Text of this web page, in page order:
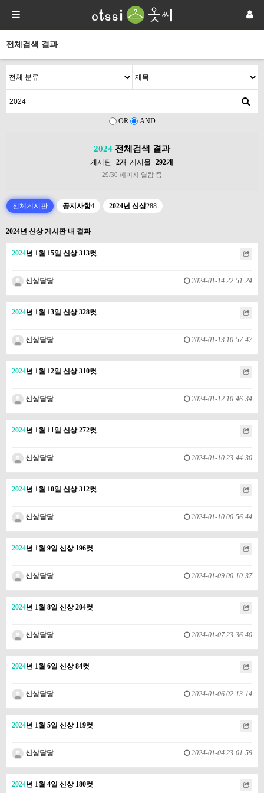
전체검색 결과
OR AND
2024 전체검색 결과
게시판 2개 게시물 292개
29/30 페이지 열람 중
전체게시판 공지사항4 2024년 신상288
2024년 신상 게시판 내 결과
2024년 1월 15일 신상 313컷
신상담당 2024-01-14 22:51:24
2024년 1월 13일 신상 328컷
신상담당 2024-01-13 10:57:47
2024년 1월 12일 신상 310컷
신상담당 2024-01-12 10:46:34
2024년 1월 11일 신상 272컷
신상담당 2024-01-10 23:44:30
2024년 1월 10일 신상 312컷
신상담당 2024-01-10 00:56:44
2024년 1월 9일 신상 196컷
신상담당 2024-01-09 00:10:37
2024년 1월 8일 신상 204컷
신상담당 2024-01-07 23:36:40
2024년 1월 6일 신상 84컷
신상담당 2024-01-06 02:13:14
2024년 1월 5일 신상 119컷
신상담당 2024-01-04 23:01:59
2024년 1월 4일 신상 180컷